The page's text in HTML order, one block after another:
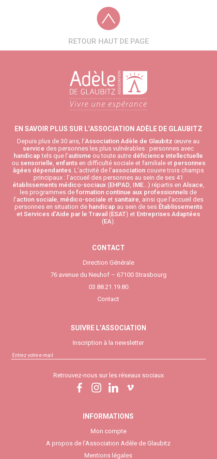
RETOUR HAUT DE PAGE
EN SAVOIR PLUS SUR L’ASSOCIATION ADÈLE DE GLAUBITZ
Depuis plus de 30 ans, l’Association Adèle de Glaubitz œuvre au
service des personnes les plus vulnérables : personnes avec
handicap tels que l’autisme ou toute autre déficience intellectuelle
ou sensorielle enfants en difficulté sociale et familiale et personnes
âgées dépendantes . L’activité de l’association couvre trois champs
principaux : l’accueil des personnes au sein de ses 41
établissements médico-sociaux (EHPAD IME …) répartis en Alsace
les programmes deformation continue aux professionnels de
l’action sociale médico-sociale et sanitaire , ainsi que l’accueil des
personnes en situation de handicap au sein de ses Établissements
et Services d’Aide par le Travail (ESAT) et Entreprises Adaptées
(EA).
CONTACT
Direction Générale
76 avenue du Neuhof – 67100 Strasbourg
03.88.21.19.80
Contact
SUIVRE L’ASSOCIATION
Inscription à la newsletter
Retrouvez-nous sur les réseaux sociaux
INFORMATIONS
Mon compte
A propos de l’Association Adèle de Glaubitz
Mentions légales